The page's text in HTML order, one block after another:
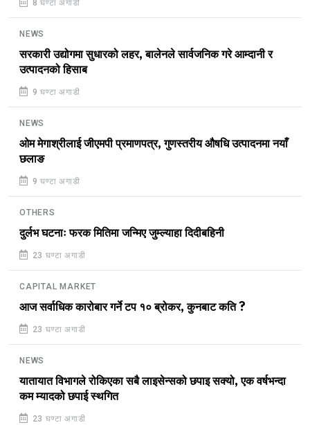
8 घण्टा अगाडी
NEWS
सरकारी उद्योगमा सुधारको लहर, बालेनले सार्वजनिक गरे आम्दानी र
उत्पादनको हिसाब
9 घण्टा अगाडी
NEWS
ओम मेगाश्रीलाई जीएमपी प्रमाणपत्र, गुणस्तरीय औषधि उत्पादनमा नयाँ
छलाङ
9 घण्टा अगाडी
OTHERS
दुर्लभ घटनाः फरक मितिमा जन्मिए जुम्ल्याहा दिदीबहिनी
23 घण्टा अगाडी
CAPITAL MARKET
आज सर्वाधिक कारोबार गर्ने टप १० ब्रोकर, कुनबाट कति ?
23 घण्टा अगाडी
NEWS
यातायात विभागले रोकिएका सबै लाइसेन्सको छपाइ सक्यो, एक वर्षभन्दा
कम म्यादको छपाई स्थगित
23 घण्टा अगाडी